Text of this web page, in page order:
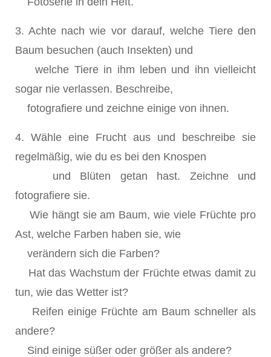
3. Achte nach wie vor darauf, welche Tiere den
Baum besuchen (auch Insekten) und
welche Tiere in ihm leben und ihn vielleicht
sogar nie verlassen. Beschreibe,
fotografiere und zeichne einige von ihnen.
4. Wähle eine Frucht aus und beschreibe sie
regelmäßig, wie du es bei den Knospen
und Blüten getan hast. Zeichne und
fotografiere sie.
Wie hängt sie am Baum, wie viele Früchte pro
Ast, welche Farben haben sie, wie
verändern sich die Farben?
Hat das Wachstum der Früchte etwas damit zu
tun, wie das Wetter ist?
Reifen einige Früchte am Baum schneller als
andere?
Sind einige süßer oder größer als andere?